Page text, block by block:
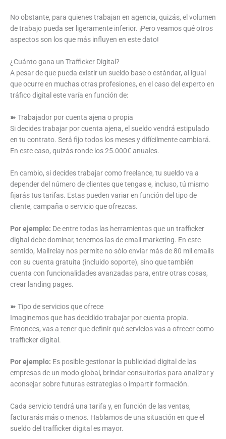
No obstante, para quienes trabajan en agencia, quizás, el volumen
de trabajo pueda ser ligeramente inferior. ¡Pero veamos qué otros
aspectos son los que más influyen en este dato!
¿Cuánto gana un Trafficker Digital?
A pesar de que pueda existir un sueldo base o estándar, al igual
que ocurre en muchas otras profesiones, en el caso del experto en
tráfico digital este varía en función de:
➽ Trabajador por cuenta ajena o propia
Si decides trabajar por cuenta ajena, el sueldo vendrá estipulado
en tu contrato. Será fijo todos los meses y difícilmente cambiará.
En este caso, quizás ronde los 25.000€ anuales.
En cambio, si decides trabajar como freelance, tu sueldo va a
depender del número de clientes que tengas e, incluso, tú mismo
fijarás tus tarifas. Estas pueden variar en función del tipo de
cliente, campaña o servicio que ofrezcas.
Por ejemplo: De entre todas las herramientas que un trafficker
digital debe dominar, tenemos las de email marketing. En este
sentido, Mailrelay nos permite no sólo enviar más de 80 mil emails
con su cuenta gratuita (incluido soporte), sino que también
cuenta con funcionalidades avanzadas para, entre otras cosas,
crear landing pages.
➽ Tipo de servicios que ofrece
Imaginemos que has decidido trabajar por cuenta propia.
Entonces, vas a tener que definir qué servicios vas a ofrecer como
trafficker digital.
Por ejemplo: Es posible gestionar la publicidad digital de las
empresas de un modo global, brindar consultorías para analizar y
aconsejar sobre futuras estrategias o impartir formación.
Cada servicio tendrá una tarifa y, en función de las ventas,
facturarás más o menos. Hablamos de una situación en que el
sueldo del trafficker digital es mayor.